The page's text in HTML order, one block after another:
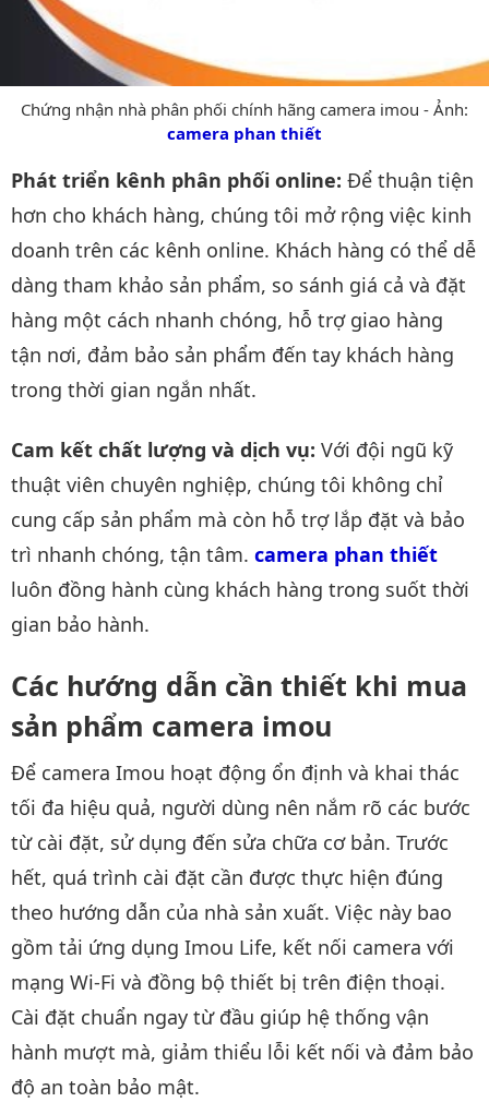
Chứng nhận nhà phân phối chính hãng camera imou - Ảnh:
camera phan thiết
Phát triển kênh phân phối online: Để thuận tiện
hơn cho khách hàng, chúng tôi mở rộng việc kinh
doanh trên các kênh online. Khách hàng có thể dễ
dàng tham khảo sản phẩm, so sánh giá cả và đặt
hàng một cách nhanh chóng, hỗ trợ giao hàng
tận nơi, đảm bảo sản phẩm đến tay khách hàng
trong thời gian ngắn nhất.
Cam kết chất lượng và dịch vụ: Với đội ngũ kỹ
thuật viên chuyên nghiệp, chúng tôi không chỉ
cung cấp sản phẩm mà còn hỗ trợ lắp đặt và bảo
trì nhanh chóng, tận tâm. camera phan thiết
luôn đồng hành cùng khách hàng trong suốt thời
gian bảo hành.
Các hướng dẫn cần thiết khi mua
sản phẩm camera imou
Để camera Imou hoạt động ổn định và khai thác
tối đa hiệu quả, người dùng nên nắm rõ các bước
từ cài đặt, sử dụng đến sửa chữa cơ bản. Trước
hết, quá trình cài đặt cần được thực hiện đúng
theo hướng dẫn của nhà sản xuất. Việc này bao
gồm tải ứng dụng Imou Life, kết nối camera với
mạng Wi-Fi và đồng bộ thiết bị trên điện thoại.
Cài đặt chuẩn ngay từ đầu giúp hệ thống vận
hành mượt mà, giảm thiểu lỗi kết nối và đảm bảo
độ an toàn bảo mật.